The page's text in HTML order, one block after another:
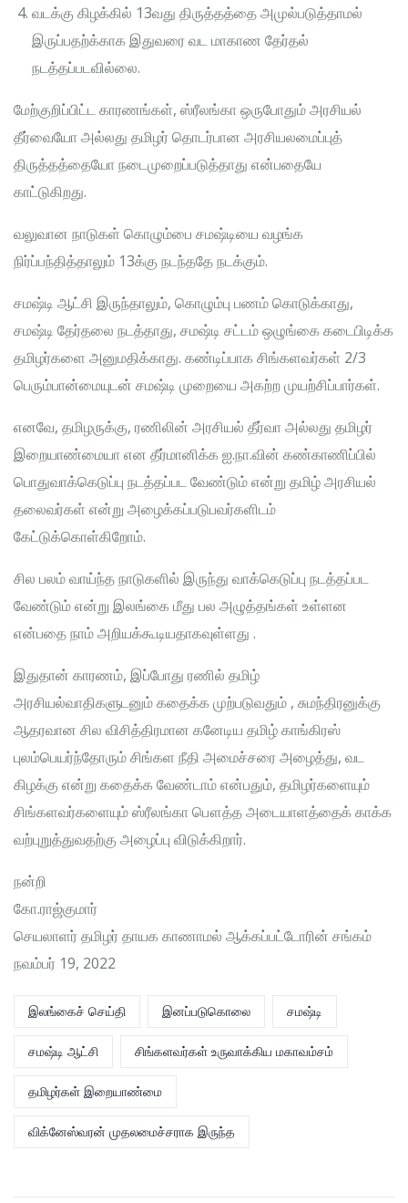
வடக்கு கிழக்கில் 13வது திருத்தத்தை அமுல்படுத்தாமல்
இருப்பதற்க்காக இதுவரை வட மாகாண தேர்தல்
நடத்தப்படவில்லை.
மேற்குறிப்பிட்ட காரணங்கள், ஸ்ரீலங்கா ஒருபோதும் அரசியல்
தீர்வையோ அல்லது தமிழர் தொடர்பான அரசியலமைப்புத்
திருத்தத்தையோ நடைமுறைப்படுத்தாது என்பதையே
காட்டுகிறது.
வலுவான நாடுகள் கொழும்பை சமஷ்டியை வழங்க
நிர்ப்பந்தித்தாலும் 13க்கு நடந்ததே நடக்கும்.
சமஷ்டி ஆட்சி இருந்தாலும், கொழும்பு பணம் கொடுக்காது,
சமஷ்டி தேர்தலை நடத்தாது, சமஷ்டி சட்டம் ஒழுங்கை கடைபிடிக்க
தமிழர்களை அனுமதிக்காது. கண்டிப்பாக சிங்களவர்கள் 2/3
பெரும்பான்மையுடன் சமஷ்டி முறையை அகற்ற முயற்சிப்பார்கள்.
எனவே, தமிழருக்கு, ரணிலின் அரசியல் தீர்வா அல்லது தமிழர்
இறையாண்மையா என தீர்மானிக்க ஐ.நா.வின் கண்காணிப்பில்
பொதுவாக்கெடுப்பு நடத்தப்பட வேண்டும் என்று தமிழ் அரசியல்
தலைவர்கள் என்று அழைக்கப்படுபவர்களிடம்
கேட்டுக்கொள்கிறோம்.
சில பலம் வாய்ந்த நாடுகளில் இருந்து வாக்கெடுப்பு நடத்தப்பட
வேண்டும் என்று இலங்கை மீது பல அழுத்தங்கள் உள்ளன
என்பதை நாம் அறியக்கூடியதாகவுள்ளது .
இதுதான் காரணம், இப்போது ரணில் தமிழ்
அரசியல்வாதிகளுடனும் கதைக்க முற்படுவதும் , சுமந்திரனுக்கு
ஆதரவான சில விசித்திரமான கனேடிய தமிழ் காங்கிரஸ்
புலம்பெயர்ந்தோரும் சிங்கள நீதி அமைச்சரை அழைத்து, வட
கிழக்கு என்று கதைக்க வேண்டாம் என்பதும், தமிழர்களையும்
சிங்களவர்களையும் ஸ்ரீலங்கா பௌத்த அடையாளத்தைக் காக்க
வற்புறுத்துவதற்கு அழைப்பு விடுக்கிறார்.
நன்றி
கோ.ராஜ்குமார்
செயலாளர் தமிழர் தாயக காணாமல் ஆக்கப்பட்டோரின் சங்கம்
நவம்பர் 19, 2022
இலங்கைச் செய்தி இனப்படுகொலை சமஷ்டி
சமஷ்டி ஆட்சி சிங்களவர்கள் உருவாக்கிய மகாவம்சம்
தமிழர்கள் இறையாண்மை
விக்னேஸ்வரன் முதலமைச்சராக இருந்த